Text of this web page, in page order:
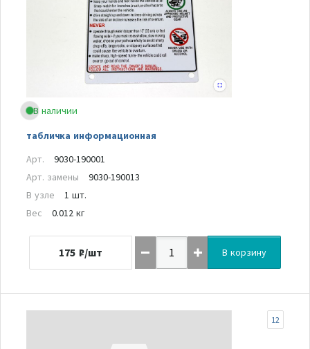
В наличии
табличка информационная
Арт.
9030-190001
Арт. замены
9030-190013
В узле
1 шт.
Вес
0.012 кг
175 ₽/шт В корзину
12